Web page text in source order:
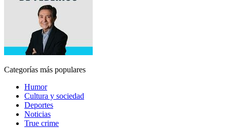
Categorías más populares
Humor
Cultura y sociedad
Deportes
Noticias
True crime